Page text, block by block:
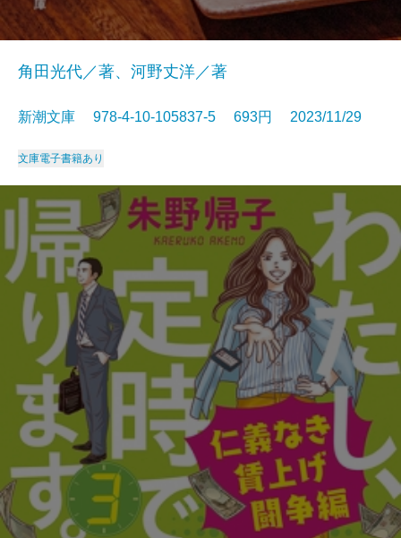
角田光代／著、河野丈洋／著
新潮文庫 978-4-10-105837-5 693円 2023/11/29
文庫電子書籍あり